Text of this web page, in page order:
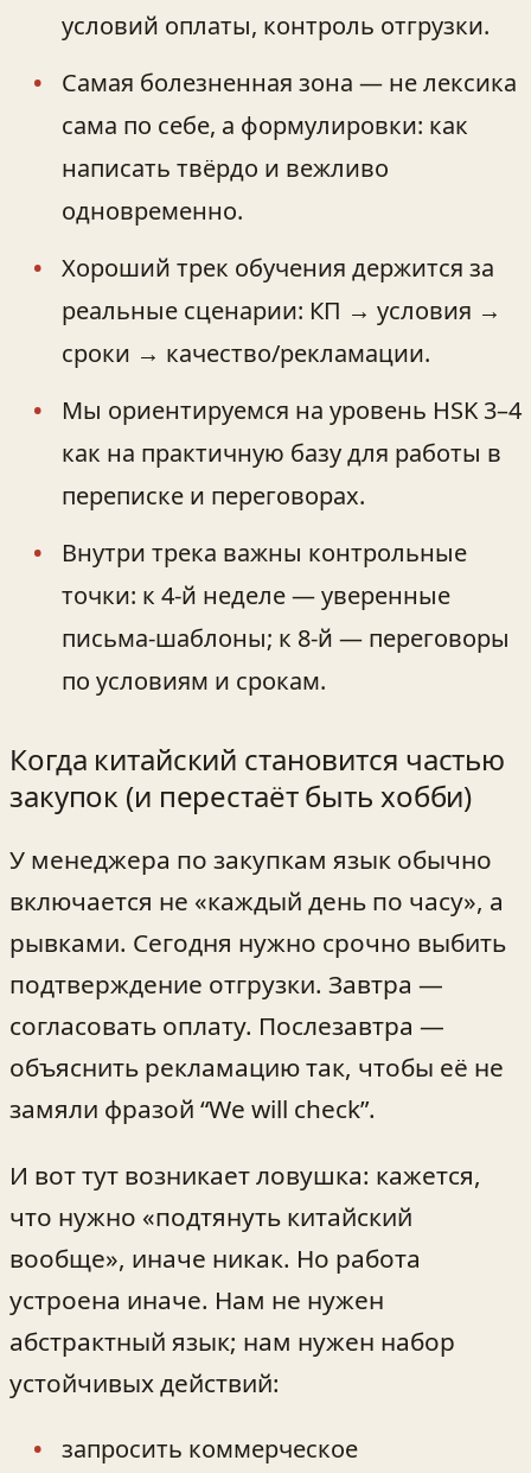
условий оплаты, контроль отгрузки.
Самая болезненная зона — не лексика
сама по себе, а формулировки: как
написать твёрдо и вежливо
одновременно.
Хороший трек обучения держится за
реальные сценарии: КП → условия →
сроки → качество/рекламации.
Мы ориентируемся на уровень HSK 3–4
как на практичную базу для работы в
переписке и переговорах.
Внутри трека важны контрольные
точки: к 4-й неделе — уверенные
письма‑шаблоны; к 8-й — переговоры
по условиям и срокам.
Когда китайский становится частью
закупок (и перестаёт быть хобби)
У менеджера по закупкам язык обычно
включается не «каждый день по часу», а
рывками. Сегодня нужно срочно выбить
подтверждение отгрузки. Завтра —
согласовать оплату. Послезавтра —
объяснить рекламацию так, чтобы её не
замяли фразой “We will check”.
И вот тут возникает ловушка: кажется,
что нужно «подтянуть китайский
вообще», иначе никак. Но работа
устроена иначе. Нам не нужен
абстрактный язык; нам нужен набор
устойчивых действий:
запросить коммерческое